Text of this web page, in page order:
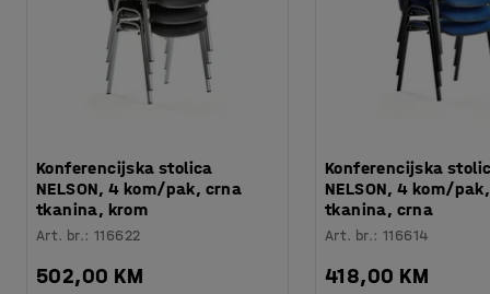
Konferencijska stolica
NELSON, 4 kom/pak, crna
tkanina, krom
Art. br.:116622
502,00 KM
Konferencijska
NELSON, 4 kom/
tkanina, crna
Art. br.:116614
418,00 KM